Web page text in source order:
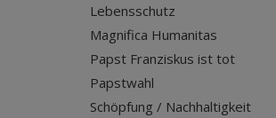
Lebensschutz
Magnifica Humanitas
Papst Franziskus ist tot
Papstwahl
Schöpfung / Nachhaltigkeit